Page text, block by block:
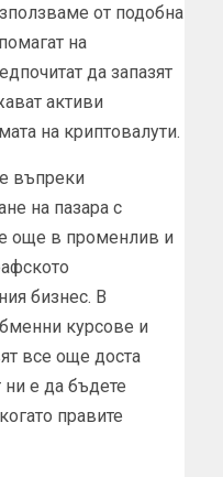
от подобна
на
да запазят
активи
на криптовалути.
въпреки
на пазара с
още в променлив и
бизнес. В
курсове и
все още доста
ни е да бъдете
правите